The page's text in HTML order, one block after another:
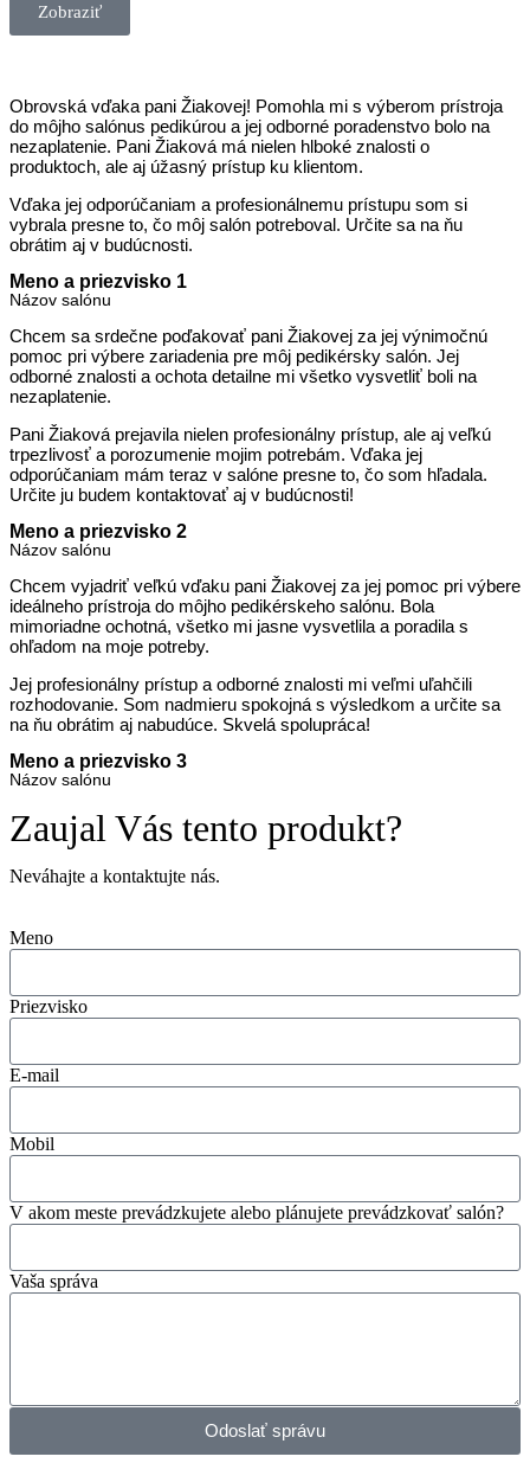
Zobraziť
Obrovská vďaka pani Žiakovej! Pomohla mi s výberom prístroja
do môjho salónus pedikúrou a jej odborné poradenstvo bolo na
nezaplatenie. Pani Žiaková má nielen hlboké znalosti o
produktoch, ale aj úžasný prístup ku klientom.
Vďaka jej odporúčaniam a profesionálnemu prístupu som si
vybrala presne to, čo môj salón potreboval. Určite sa na ňu
obrátim aj v budúcnosti.
Meno a priezvisko 1
Názov salónu
Chcem sa srdečne poďakovať pani Žiakovej za jej výnimočnú
pomoc pri výbere zariadenia pre môj pedikérsky salón. Jej
odborné znalosti a ochota detailne mi všetko vysvetliť boli na
nezaplatenie.
Pani Žiaková prejavila nielen profesionálny prístup, ale aj veľkú
trpezlivosť a porozumenie mojim potrebám. Vďaka jej
odporúčaniam mám teraz v salóne presne to, čo som hľadala.
Určite ju budem kontaktovať aj v budúcnosti!
Meno a priezvisko 2
Názov salónu
Chcem vyjadriť veľkú vďaku pani Žiakovej za jej pomoc pri výbere
ideálneho prístroja do môjho pedikérskeho salónu. Bola
mimoriadne ochotná, všetko mi jasne vysvetlila a poradila s
ohľadom na moje potreby.
Jej profesionálny prístup a odborné znalosti mi veľmi uľahčili
rozhodovanie. Som nadmieru spokojná s výsledkom a určite sa
na ňu obrátim aj nabudúce. Skvelá spolupráca!
Meno a priezvisko 3
Názov salónu
Zaujal Vás tento produkt?
Neváhajte a kontaktujte nás.
Meno
Priezvisko
E-mail
Mobil
V akom meste prevádzkujete alebo plánujete prevádzkovať salón?
Vaša správa
Odoslať správu